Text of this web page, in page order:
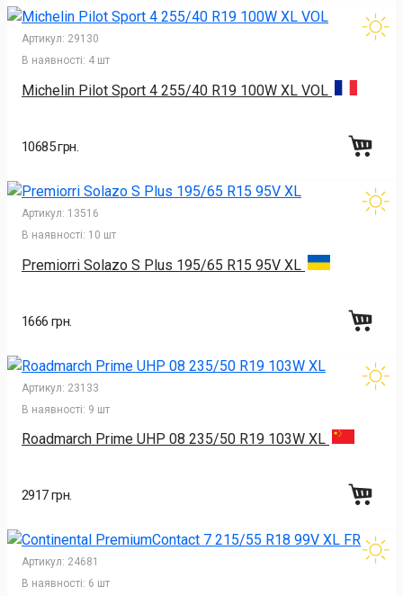
Артикул: 29130
В наявності: 4 шт
Michelin Pilot Sport 4 255/40 R19 100W XL VOL
10685 грн.
Артикул: 13516
В наявності: 10 шт
Premiorri Solazo S Plus 195/65 R15 95V XL
1666 грн.
Артикул: 23133
В наявності: 9 шт
Roadmarch Prime UHP 08 235/50 R19 103W XL
2917 грн.
Артикул: 24681
В наявності: 6 шт